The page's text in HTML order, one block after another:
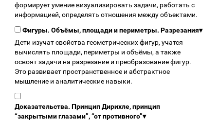
формирует умение визуализировать задачи, работать с
информацией, определять отношения между объектами.
Фигуры. Объёмы, площади и периметры. Разрезания▾
Дети изучат свойства геометрических фигур, учатся
вычислять площади, периметры и объёмы, а также
освоят задачи на разрезание и преобразование фигур.
Это развивает пространственное и абстрактное
мышление и аналитические навыки.
Доказательства. Принцип Дирихле, принцип
“закрытыми глазами”, “от противного”▾